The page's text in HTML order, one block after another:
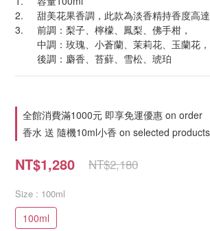
2.	甜美花果香調，此款為淡香精持香度高
3.	前調：梨子、檸檬、鳳梨、佛手柑，
        中調：玫瑰、小蒼蘭、茉莉花、玉蘭花，
        後調：麝香、苔蘚、雪松、琥珀
全館消費滿1000元 即享免運優惠 on order
香水 送 隨機10ml小香 on selected products
NT$1,280 NT$2,180
Size : 100ml
100ml